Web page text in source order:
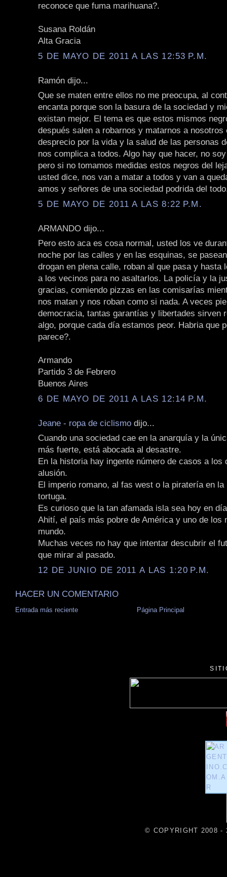
reconoce que fuma marihuana?.
Susana Roldán
Alta Gracia
5 DE MAYO DE 2011 A LAS 12:53 P.M.
Ramón dijo...
Que se maten entre ellos no me preocupa, al
encanta porque son la basura de la sociedad y
existan mejor. El tema es que estos mismos
después salen a robarnos y matarnos a nosotros
desprecio por la vida y la salud de las personas
nos complica a todos. Algo hay que hacer, no
pero si no tomamos medidas estos negros del
usted dice, nos van a matar a todos y van a
amos y señores de una sociedad podrida del
5 DE MAYO DE 2011 A LAS 8:22 P.M.
ARMANDO dijo...
Pero esto aca es cosa normal, usted los ve
noche por las calles y en las esquinas, se
drogan en plena calle, roban al que pasa y hasta
a los vecinos para no asaltarlos. La policía y la
gracias, comiendo pizzas en las comisarías
nos matan y nos roban como si nada. A veces
democracia, tantas garantías y libertades sirven
algo, porque cada día estamos peor. Habria que
parece?.
Armando
Partido 3 de Febrero
Buenos Aires
6 DE MAYO DE 2011 A LAS 12:14 P.M.
Jeane - ropa de ciclismo dijo...
Cuando una sociedad cae en la anarquía y la
más fuerte, está abocada al desastre.
En la historia hay ingente número de casos a los
alusión.
El imperio romano, al fas west o la piratería en la
tortuga.
Es curioso que la tan afamada isla sea hoy en
Ahití, el país más pobre de América y uno de los
mundo.
Muchas veces no hay que intentar descubrir el
que mirar al pasado.
12 DE JUNIO DE 2011 A LAS 1:20 P.M.
HACER UN COMENTARIO
Entrada más reciente Página Principal
© COPYRIGHT 2008